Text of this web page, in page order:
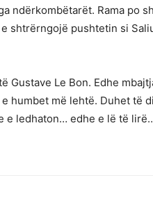
ndërkombëtarët. Rama po
shtrërngojë pushtetin si
Gustave Le Bon. Edhe
humbet më lehtë. Duhet të
e ledhaton… edhe e lë të